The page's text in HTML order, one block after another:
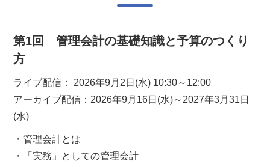
第1回 管理会計の基礎知識と予算のつくり
方
ライブ配信： 2026年9月2日(水) 10:30～12:00
アーカイブ配信：2026年9月16日(水)～2027年3月31日
(水)
・管理会計とは
・「実務」としての管理会計